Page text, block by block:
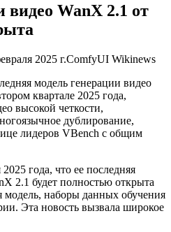
видео WanX 2.1 от
2025 г.ComfyUI Wikinews
модель генерации видео
квартале 2025 года,
высокой четкости,
дублирование,
лидеров VBench с общим
года, что ее последняя
2.1 будет полностью открыта
модель, наборы данных обучения
Эта новость вызвала широкое